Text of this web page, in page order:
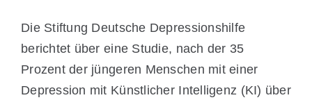
Die Stiftung Deutsche Depressionshilfe
berichtet über eine Studie, nach der 35
Prozent der jüngeren Menschen mit einer
Depression mit Künstlicher Intelligenz (KI) über